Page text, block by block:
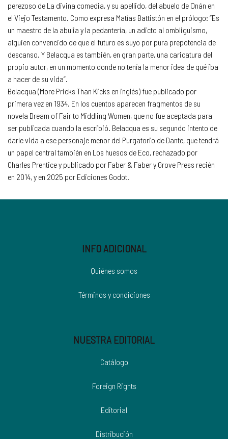
perezoso de La divina comedia, y su apellido, del abuelo de Onán en
el Viejo Testamento. Como expresa Matías Battistón en el prólogo: “Es
un maestro de la abulia y la pedantería, un adicto al ombliguismo,
alguien convencido de que el futuro es suyo por pura prepotencia de
descanso. Y Belacqua es también, en gran parte, una caricatura del
propio autor, en un momento donde no tenía la menor idea de qué iba
a hacer de su vida”.
Belacqua (More Pricks Than Kicks en inglés) fue publicado por
primera vez en 1934. En los cuentos aparecen fragmentos de su
novela Dream of Fair to Middling Women, que no fue aceptada para
ser publicada cuando la escribió. Belacqua es su segundo intento de
darle vida a ese personaje menor del Purgatorio de Dante, que tendrá
un papel central también en Los huesos de Eco, rechazado por
Charles Prentice y publicado por Faber & Faber y Grove Press recién
en 2014, y en 2025 por Ediciones Godot.
INFO ADICIONAL
Quiénes somos
Términos y condiciones
NUESTRA EDITORIAL
Catálogo
Foreign Rights
Editorial
Distribución